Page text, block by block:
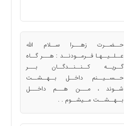
حــضــرت زهـــرا ســلام الله
عــلــیــهـا فــرمــودنــد : هـــر گــاه
گــریــه کــنــنــدگــان بـــر
حــســیــنم داخــل بــهــشــت
شــوند ، مـــن هـــم داخـــل
بــهــشــت مــیشــوم . .